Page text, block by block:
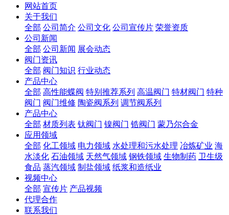
网站首页
关于我们
全部 公司简介 公司文化 公司宣传片 荣誉资质
公司新闻
全部 公司新闻 展会动态
阀门资讯
全部 阀门知识 行业动态
产品中心
全部 高性能蝶阀 特别推荐系列 高温阀门 特材阀门 特种
阀门 阀门维修 陶瓷阀系列 调节阀系列
产品中心
全部 材质列表 钛阀门 镍阀门 锆阀门 蒙乃尔合金
应用领域
全部 化工领域 电力领域 水处理和污水处理 冶炼矿业 海
水淡化 石油领域 天然气领域 钢铁领域 生物制药 卫生级
食品 蒸汽领域 制盐领域 纸浆和造纸业
视频中心
全部 宣传片 产品视频
代理合作
联系我们